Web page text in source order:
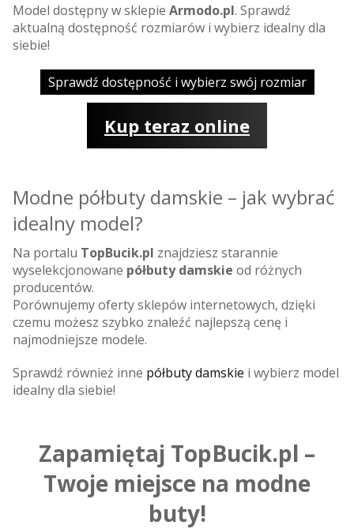
Model dostępny w sklepie Armodo.pl. Sprawdź
aktualną dostępność rozmiarów i wybierz idealny dla
siebie!
Sprawdź dostępność i wybierz swój rozmiar
Kup teraz online
Modne półbuty damskie – jak wybrać
idealny model?
Na portalu TopBucik.pl znajdziesz starannie
wyselekcjonowane półbuty damskie od różnych
producentów.
Porównujemy oferty sklepów internetowych, dzięki
czemu możesz szybko znaleźć najlepszą cenę i
najmodniejsze modele.
Sprawdź również inne półbuty damskie i wybierz model
idealny dla siebie!
Zapamiętaj TopBucik.pl –
Twoje miejsce na modne
buty!